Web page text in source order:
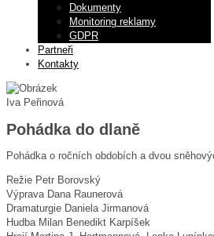
Dokumenty
Monitoring reklamy
GDPR
Partneři
Kontakty
Iva Peřinová
Pohádka do dlaně
Pohádka o ročních obdobích a dvou
Režie Petr Borovský
Výprava Dana Raunerová
Dramaturgie Daniela Jirmanová
Hudba Milan Benedikt Karpíšek